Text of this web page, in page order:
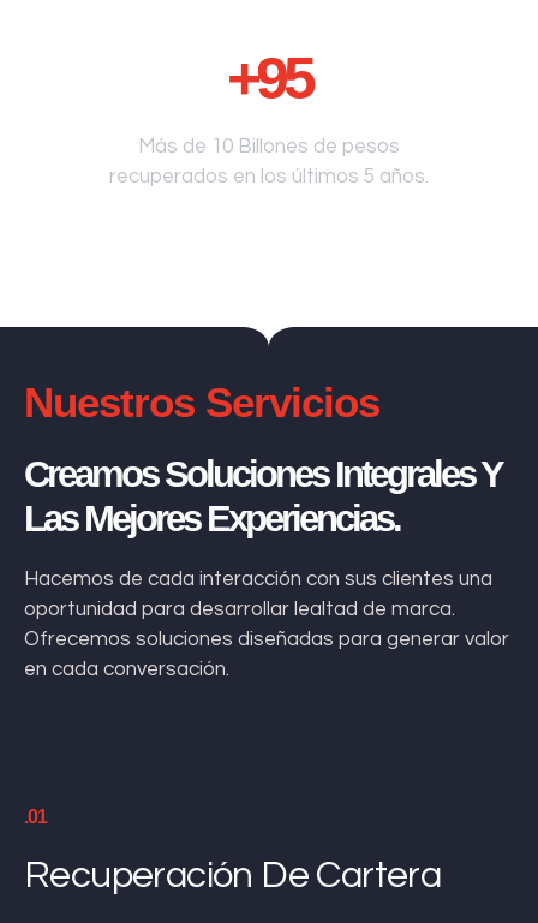
+95
Más de 10 Billones de pesos
recuperados en los últimos 5 años.
Nuestros Servicios
Creamos Soluciones Integrales Y
Las Mejores Experiencias.
Hacemos de cada interacción con sus clientes una
oportunidad para desarrollar lealtad de marca.
Ofrecemos soluciones diseñadas para generar valor
en cada conversación.
.01
Recuperación De Cartera